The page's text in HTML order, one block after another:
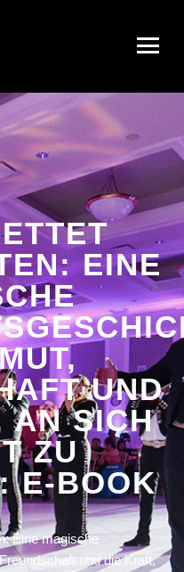
EINE
UND
AN SICH
ZU
E-BOOK
Eine magische
und die Kraft,